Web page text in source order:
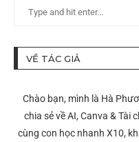
VỀ TÁC GIẢ
Chào bạn, mình là Hà
chia sẻ về AI, Canva & Tài
cùng con học nhanh X10,